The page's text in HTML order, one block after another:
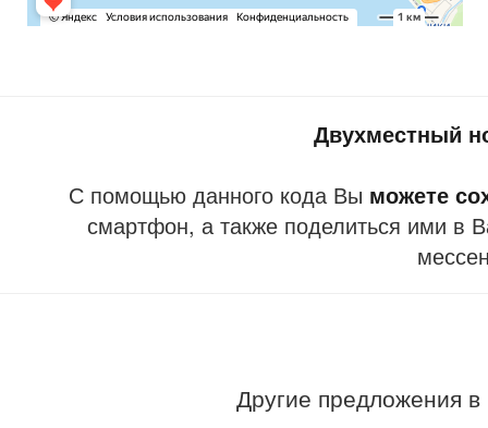
Двухместный
С помощью данного кода Вы можете
смартфон, а также поделиться ими в
Другие предложения